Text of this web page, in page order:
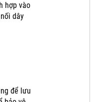
hợp vào
dây
để lưu